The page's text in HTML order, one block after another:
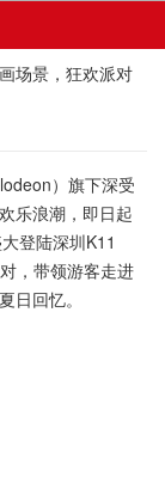
场景，狂欢派对
）旗下深受
乐浪潮，即日起
登陆深圳K11
，带领游客走进
日回忆。